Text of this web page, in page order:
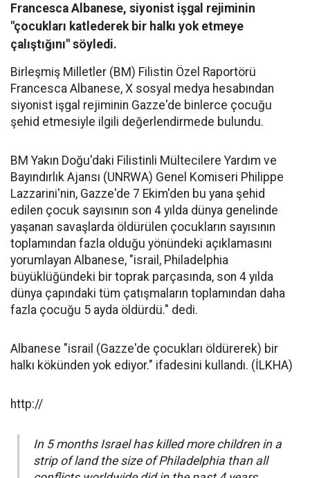
Francesca Albanese, siyonist işgal rejiminin
"çocukları katlederek bir halkı yok etmeye
çalıştığını" söyledi.
Birleşmiş Milletler (BM) Filistin Özel Raportörü
Francesca Albanese, X sosyal medya hesabından
siyonist işgal rejiminin Gazze'de binlerce çocuğu
şehid etmesiyle ilgili değerlendirmede bulundu.
BM Yakın Doğu'daki Filistinli Mültecilere Yardım ve
Bayındırlık Ajansı (UNRWA) Genel Komiseri Philippe
Lazzarini'nin, Gazze'de 7 Ekim'den bu yana şehid
edilen çocuk sayısının son 4 yılda dünya genelinde
yaşanan savaşlarda öldürülen çocukların sayısının
toplamından fazla olduğu yönündeki açıklamasını
yorumlayan Albanese, "israil, Philadelphia
büyüklüğündeki bir toprak parçasında, son 4 yılda
dünya çapındaki tüm çatışmaların toplamından daha
fazla çocuğu 5 ayda öldürdü." dedi.
Albanese "israil (Gazze'de çocukları öldürerek) bir
halkı kökünden yok ediyor." ifadesini kullandı. (İLKHA)
http://
In 5 months Israel has killed more children in a
strip of land the size of Philadelphia than all